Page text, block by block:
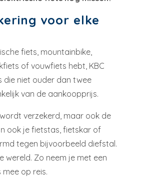
voor elke
fiets, mountainbike,
of vouwfiets hebt, KBC
die niet ouder dan twee
van de aankoopprijs.
verzekerd, maar ook de
ook je fietstas, fietskar of
tegen bijvoorbeeld diefstal.
wereld. Zo neem je met een
op reis.